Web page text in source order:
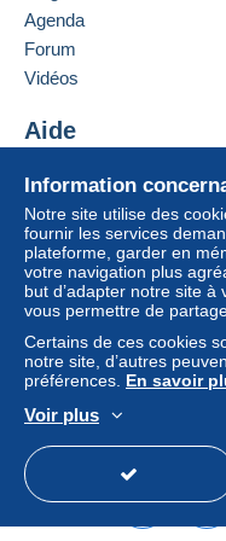
paiement integré
vendeur à
entraîner des
Si les conditions de
considérer comme
conditions de
que définies dans
les seules
Les achats doivent
vendeur.
Garantie :
Droit de rétractation
l’acheteur.
Pour connaître les
remboursement
Ajouter ce vendeur
Information
Notre site utilise des
fournir les services
plateforme, garder en
votre navigation plus
but d’adapter notre site
vous permettre de
Certains de ces cookies
notre site, d’autres
préférences. En savoir
Voir plus
Agenda
Forum
Vidéos
Aide
Acheter sur Delcampe
Vendre sur Delcampe
Un site sécurisé